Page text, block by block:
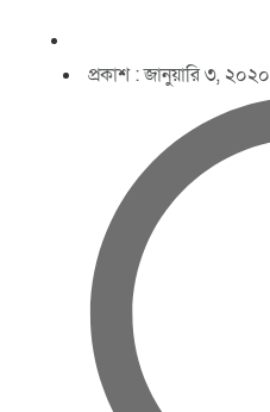
প্রকাশ :জানুয়ারি ৩, ২০২০